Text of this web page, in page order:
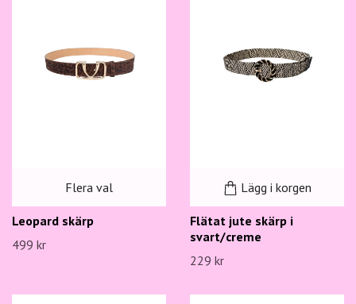
Flera val
Leopard skärp
499 kr
Lägg i korgen
Flätat jute skärp i
svart/creme
229 kr